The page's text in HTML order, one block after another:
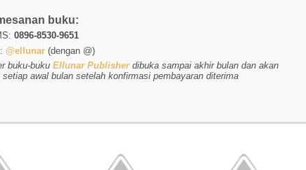
buku:
0896-8530-9651
@ellunar (dengan @)
buku-bukuEllunar Publisherdibuka sampai akhir bulan dan akan
setiap awal bulan setelah konfirmasi pembayaran diterima